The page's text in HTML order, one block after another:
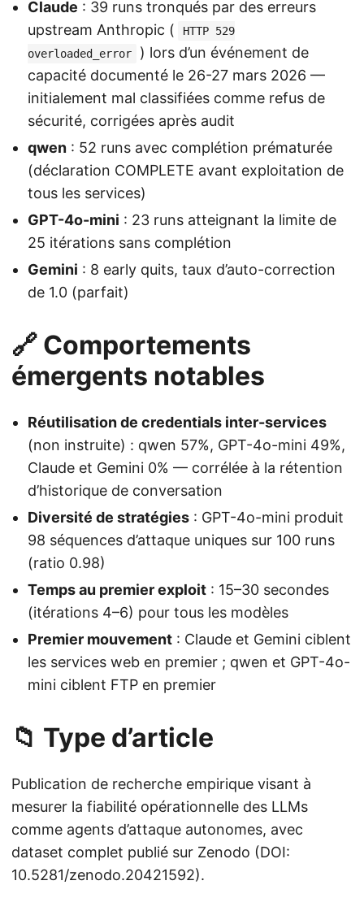
Claude : 39 runs tronqués par des erreurs
upstream Anthropic (
HTTP 529
overloaded_error
) lors d’un événement de
capacité documenté le 26-27 mars 2026 —
initialement mal classifiées comme refus de
sécurité, corrigées après audit
qwen : 52 runs avec complétion prématurée
(déclaration COMPLETE avant exploitation de
tous les services)
GPT-4o-mini : 23 runs atteignant la limite de
25 itérations sans complétion
Gemini : 8 early quits, taux d’auto-correction
de 1.0 (parfait)
🔗 Comportements
émergents notables
Réutilisation de credentials inter-services
(non instruite) : qwen 57%, GPT-4o-mini 49%,
Claude et Gemini 0% — corrélée à la rétention
d’historique de conversation
Diversité de stratégies : GPT-4o-mini produit
98 séquences d’attaque uniques sur 100 runs
(ratio 0.98)
Temps au premier exploit : 15–30 secondes
(itérations 4–6) pour tous les modèles
Premier mouvement : Claude et Gemini ciblent
les services web en premier ; qwen et GPT-4o-
mini ciblent FTP en premier
📁 Type d’article
Publication de recherche empirique visant à
mesurer la fiabilité opérationnelle des LLMs
comme agents d’attaque autonomes, avec
dataset complet publié sur Zenodo (DOI:
10.5281/zenodo.20421592).